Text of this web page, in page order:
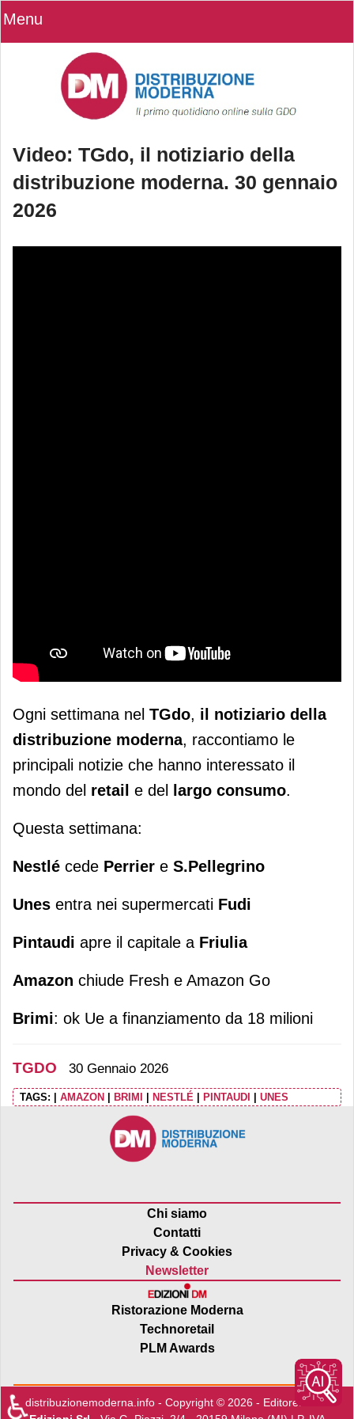
Menu
Video: TGdo, il notiziario della
distribuzione moderna. 30 gennaio
2026
Video: TGdo, il notiziario della
Ogni settimana nel TGdo, il notiziario della
distribuzione moderna, raccontiamo le
principali notizie che hanno interessato il
mondo del retail e del largo consumo.
Questa settimana:
Nestlé cede Perrier e S.Pellegrino
Unes entra nei supermercati Fudi
Pintaudi apre il capitale a Friulia
Amazon chiude Fresh e Amazon Go
Brimi: ok Ue a finanziamento da 18 milioni
TGDO 30 Gennaio 2026
TAGS: AMAZON BRIMI NESTLÉ PINTAUDI UNES
Chi siamo
Contatti
Privacy & Cookies
Newsletter
Ristorazione Moderna
Technoretail
PLM Awards
distribuzionemoderna.info - Copyright © 2026 - Editore:Edra